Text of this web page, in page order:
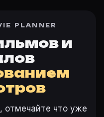
PLANNER
и
отмечайте что уже